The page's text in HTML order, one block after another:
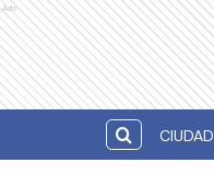
Ads
CIUDAD